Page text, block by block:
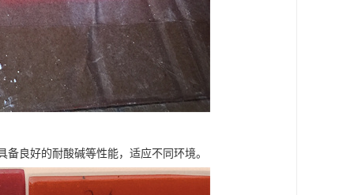
良好的耐酸碱等性能，适应不同环境。